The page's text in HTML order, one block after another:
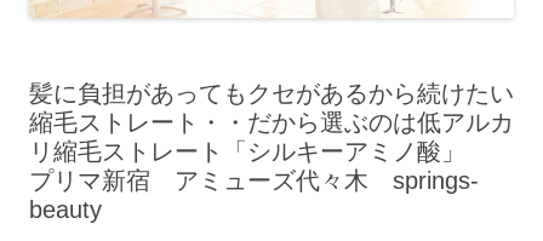
髪に負担があってもクセがあるから続けたい
縮毛ストレート・・だから選ぶのは低アルカ
リ縮毛ストレート「シルキーアミノ酸」
プリマ新宿 アミューズ代々木 springs-
beauty